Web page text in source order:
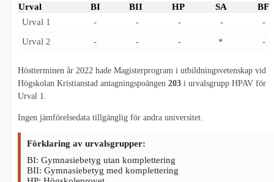
Urval BI BII HP SA
BF
Urval 1
- - - -
-
Urval 2
- - - * -
Höstterminen år 2022 hade Magisterprogram i utbildningsvetenskap vid
Högskolan Kristianstad antagningspoängen 203 i urvalsgrupp HPAV för
Urval 1.
Ingen jämförelsedata tillgänglig för andra universitet.
Förklaring av urvalsgrupper:
BI: Gymnasiebetyg utan komplettering
BII: Gymnasiebetyg med komplettering